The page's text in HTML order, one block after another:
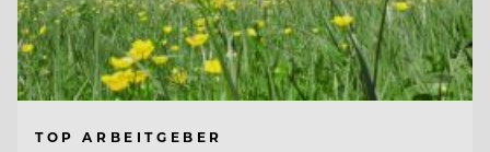
TOP ARBEITGEBER